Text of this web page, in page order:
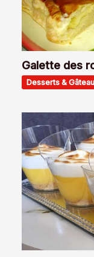
Galette des
Desserts &